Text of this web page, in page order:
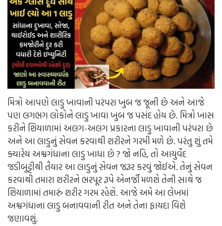
મિત્રો આપણે લાડુ ખાવાની પરંપરા ખુબ જ જૂની છે અને આજે
પણ લગભગ લોકોને લાડુ ખાવા ખુબ જ પસંદ હોય છે. મિત્રો ખાસ
કરીને શિયાળામાં અલગ-અલગ પ્રકારના લાડુ ખાવાની પરંપરા છે
અને આ લાડુનું સેવન કરવાથી શરીરને ગરમી મળે છે. પરંતુ શું તમે
ક્યારેય અશ્વગંધાના લાડુ ખાધા છે ? જો નહિ, તો આયુર્વેદ
જડીબુટ્ટીથી તૈયાર આ લાડુનું સેવન જરૂર કરવું જોઈએ. તેનું સેવન
કરવાથી તમારા શરીરને ભરપૂર રૂપે એનર્જી મળશે તેની સાથે જ
શિયાળામાં તમારું શરીર ગરમ રહેશે. આજે અમે આ લેખમાં
અશ્વગંધાના લાડુ બનાવવાની રીત અને તેના ફાયદા વિશે
જણાવશું.